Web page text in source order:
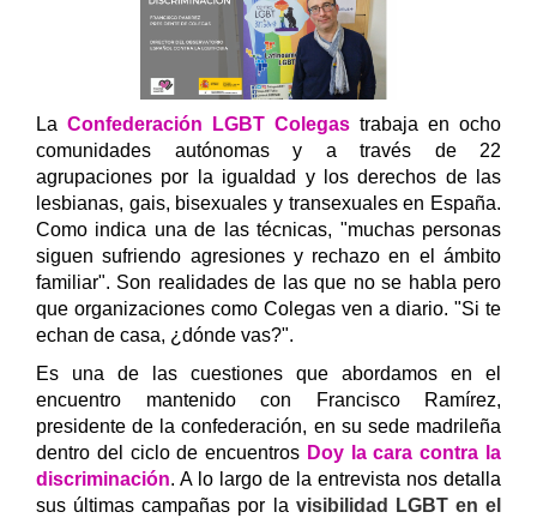
La Confederación LGBT Colegas trabaja en ocho
comunidades autónomas y a través de 22
agrupaciones por la igualdad y los derechos de las
lesbianas, gais, bisexuales y transexuales en España.
Como indica una de las técnicas, "muchas personas
siguensufriendo agresiones y rechazo en el ámbito
familiar". Son realidades de las que no se habla pero
que organizaciones como Colegas ven a diario. "Si te
echan de casa, ¿dónde vas?".
Es una de las cuestiones que abordamos en el
encuentro mantenido con Francisco Ramírez,
presidente de la confederación, en su sede madrileña
dentro del ciclo de encuentros Doy la cara contra la
discriminación. A lo largo de la entrevista nos detalla
sus últimas campañas por la visibilidad LGBT en el